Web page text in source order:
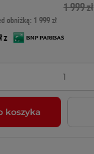
obniżką: 1 999 zł
1 999 zł
z
koszyka